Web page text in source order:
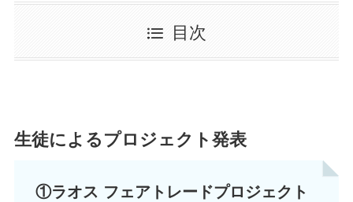
目次
生徒によるプロジェクト発表
①ラオス フェアトレードプロジェクト